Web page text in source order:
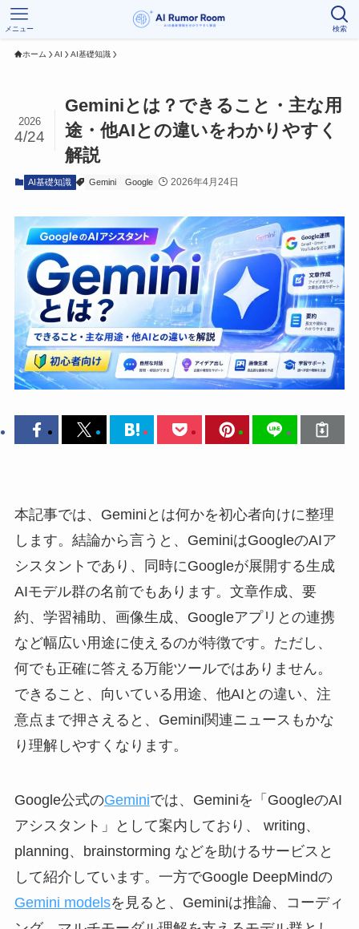
検索
メニュー
ホーム AI AI基礎知識
Geminiとは？できること・主な用
途・他AIとの違いをわかりやすく
解説
2026
4/24
AI基礎知識 Gemini Google 2026年4月24日
本記事では、Geminiとは何かを初心者向けに整理
します。結論から言うと、GeminiはGoogleのAIア
シスタントであり、同時にGoogleが展開する生成
AIモデル群の名前でもあります。文章作成、要
約、学習補助、画像生成、Googleアプリとの連携
など幅広い用途に使えるのが特徴です。ただし、
何でも正確に答える万能ツールではありません。
できること、向いている用途、他AIとの違い、注
意点まで押さえると、Gemini関連ニュースもかな
り理解しやすくなります。
Google公式のGeminiでは、Geminiを「GoogleのAI
アシスタント」として案内しており、 writing、
planning、brainstorming などを助けるサービスと
して紹介しています。一方でGoogle DeepMindの
Gemini modelsを見ると、Geminiは推論、コーディ